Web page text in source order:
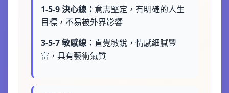
1-5-9 決心線： 意志堅定，有明確的人生
目標，不易被外界影響
3-5-7 敏感線： 直覺敏銳，情感細膩豐
富，具有藝術氣質